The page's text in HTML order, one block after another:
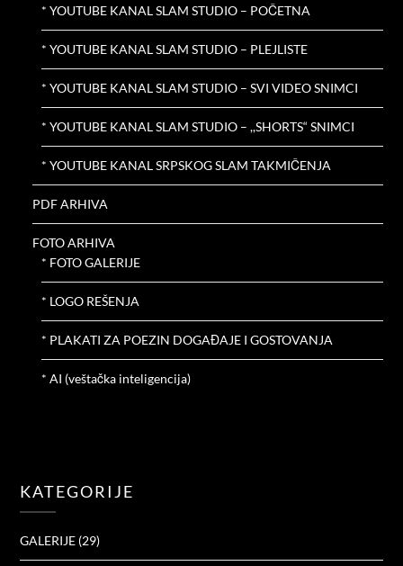
* YOUTUBE KANAL SLAM STUDIO – POČETNA
* YOUTUBE KANAL SLAM STUDIO – PLEJLISTE
* YOUTUBE KANAL SLAM STUDIO – SVI VIDEO SNIMCI
* YOUTUBE KANAL SLAM STUDIO – ,,SHORTS“ SNIMCI
* YOUTUBE KANAL SRPSKOG SLAM TAKMIČENJA
PDF ARHIVA
FOTO ARHIVA
* FOTO GALERIJE
* LOGO REŠENJA
* PLAKATI ZA POEZIN DOGAĐAJE I GOSTOVANJA
* AI (veštačka inteligencija)
KATEGORIJE
GALERIJE (29)